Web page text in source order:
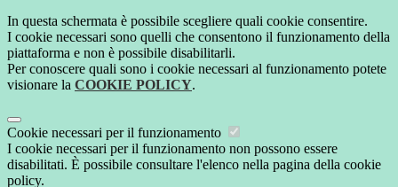
In questa schermata è possibile scegliere quali cookie consentire.
I cookie necessari sono quelli che consentono il funzionamento della
piattaforma e non è possibile disabilitarli.
Per conoscere quali sono i cookie necessari al funzionamento potete
visionare la COOKIE POLICY.
Cookie necessari per il funzionamento
I cookie necessari per il funzionamento non possono essere
disabilitati. È possibile consultare l'elenco nella pagina della cookie
policy.